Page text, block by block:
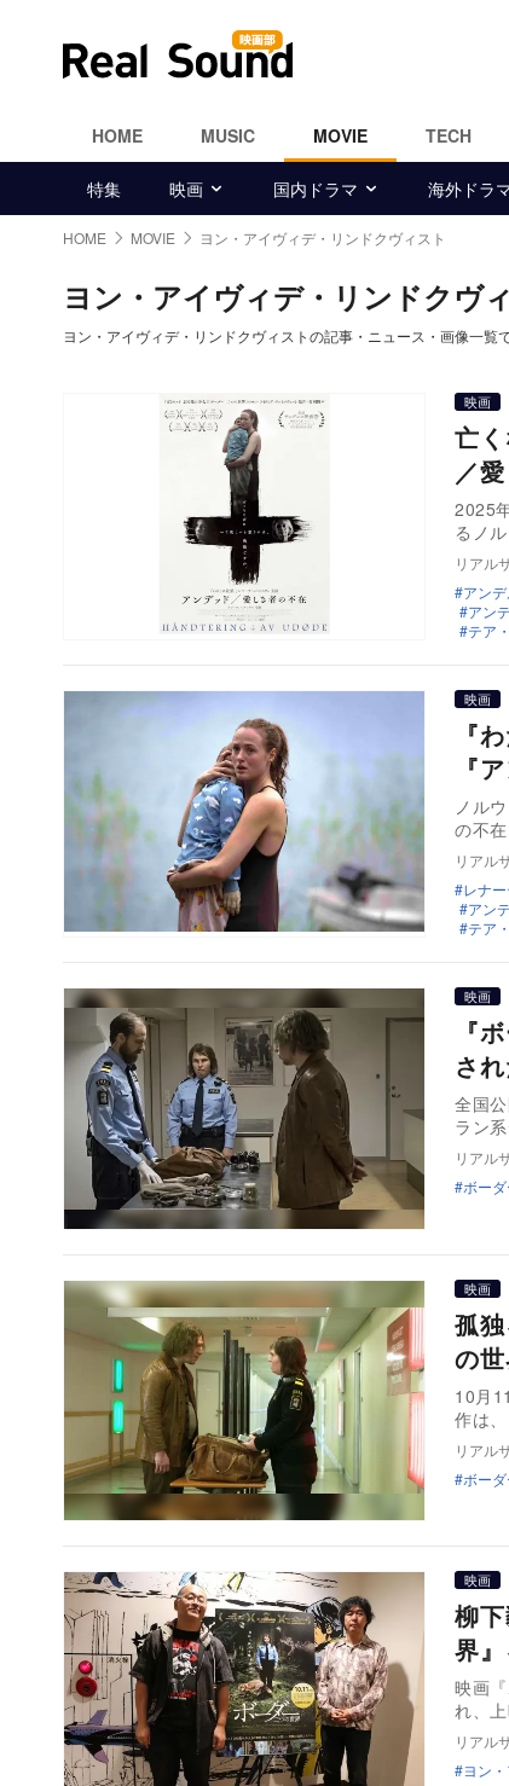
HOME MUSIC MOVIE TECH
特集 映画 国内ドラマ 海外ドラ
HOME MOVIE ヨン・アイヴィデ・リンドクヴィスト
ヨン・アイヴィデ・リンドクヴ
ヨン・アイヴィデ・リンドクヴィストの記事・ニュース・画像一覧
映画
亡
／
2025
るノ
リアル
アン
アン
テア
映画
『
『
ノル
の不
リアル
レナ
アン
テア
映画
『
さ
全国
ラン
リアル
ボー
映画
孤
の
10月
作は
リアル
ボー
映画
柳
界
映画
れ、
リアル
ヨン